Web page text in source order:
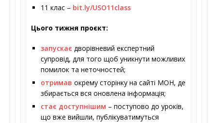
11 клас – bit.ly/USO11class
Цього тижня проєкт:
запускає дворівневий експертний
супровід, для того щоб уникнути можливих
помилок та неточностей;
отримав окрему сторінку на сайті МОН, де
збирається вся оновлена інформація;
стає доступнішим – поступово до уроків,
що вже вийшли, публікуватимуться